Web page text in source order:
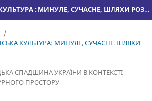
УКРАЇНСЬКА КУЛЬТУРА : МИНУЛЕ, СУЧАСНЕ, ШЛЯХИ РОЗВИТКУ
/
КУЛЬТУРА: МИНУЛЕ, СУЧАСНЕ, ШЛЯХИ
СПАДЩИНА УКРАЇНИ В КОНТЕКСТІ
ПРОСТОРУ